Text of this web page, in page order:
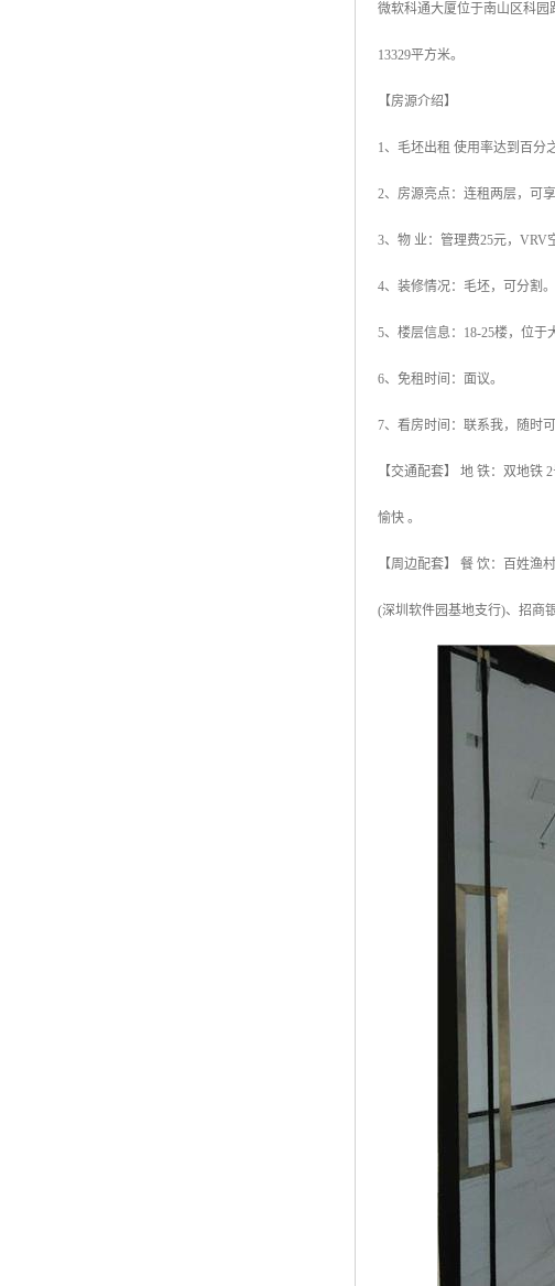
微软科通大厦位于南山区科园
13329平方米。
【房源介绍】
1、毛坯出租 使用率达到百分
2、房源亮点：连租两层，可
3、物 业：管理费25元，VRV
4、装修情况：毛坯，可分割。
5、楼层信息：18-25楼，位于
6、免租时间：面议。
7、看房时间：联系我，随时可
【交通配套】 地 铁：双地铁
愉快 。
【周边配套】 餐 饮：百姓
(深圳软件园基地支行)、招商